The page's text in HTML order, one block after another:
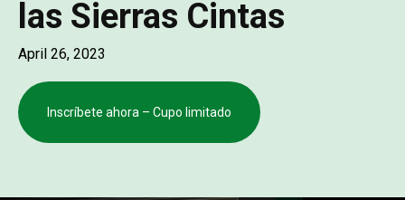
las Sierras Cintas
April 26, 2023
Inscríbete ahora – Cupo limitado